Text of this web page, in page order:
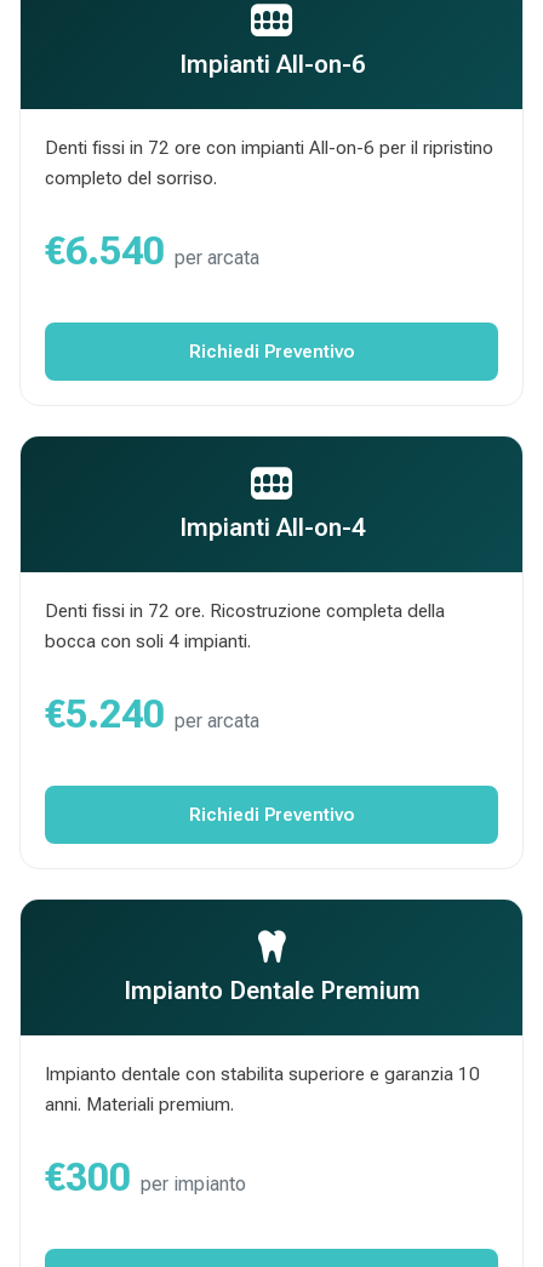
Impianti All-on-6
Denti fissi in 72 ore con impianti All-on-6 per il ripristino
completo del sorriso.
€6.540 per arcata
Richiedi Preventivo
Impianti All-on-4
Denti fissi in 72 ore. Ricostruzione completa della
bocca con soli 4 impianti.
€5.240 per arcata
Richiedi Preventivo
Impianto Dentale Premium
Impianto dentale con stabilita superiore e garanzia 10
anni. Materiali premium.
€300 per impianto